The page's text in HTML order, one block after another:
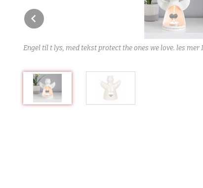
Engel til t lys, med tekst protect the ones we love. les